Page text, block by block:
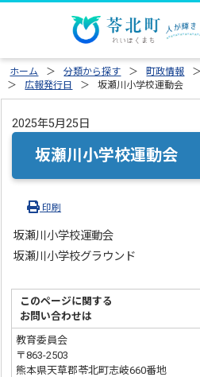
ホーム 分類から探す 町政情報
広報発行日
坂瀬川小学校運動会
2025年5月25日
坂瀬川小学校運動会
印刷
坂瀬川小学校運動会
坂瀬川小学校グラウンド
このページに関する
お問い合わせは
教育委員会
〒863-2503
熊本県天草郡苓北町志岐660番地